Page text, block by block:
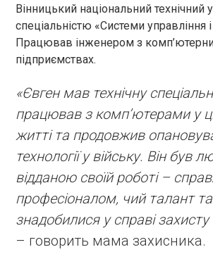
Вінницький національний технічний
спеціальністю «Системи управління
Працював інженером з
підприємствах.
«Євген мав технічну
працював з комп’ютерами у
житті та продовжив
технології у війську. Він був
відданою своїй роботі –
професіоналом, чий талант
знадобилися у справі
– говорить мама захисника.